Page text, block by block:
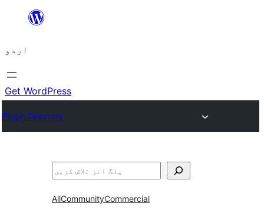
چھوڑیں
پر
جائیں
اردو
Get WordPress
Plugin Directory
تلاش
AllCommunityCommercial